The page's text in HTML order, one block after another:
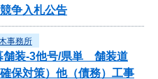
争入札公告
事務所
舗装-3他号/県単 舗装道
保対策）他（債務）工事